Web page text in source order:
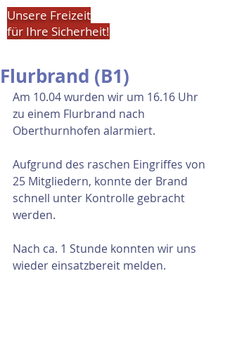
Unsere Freizeit
für Ihre Sicherheit!
Flurbrand (B1)
Am 10.04 wurden wir um 16.16 Uhr
zu einem Flurbrand nach
Oberthurnhofen alarmiert.
Aufgrund des raschen Eingriffes von
25 Mitgliedern, konnte der Brand
schnell unter Kontrolle gebracht
werden.
Nach ca. 1 Stunde konnten wir uns
wieder einsatzbereit melden.